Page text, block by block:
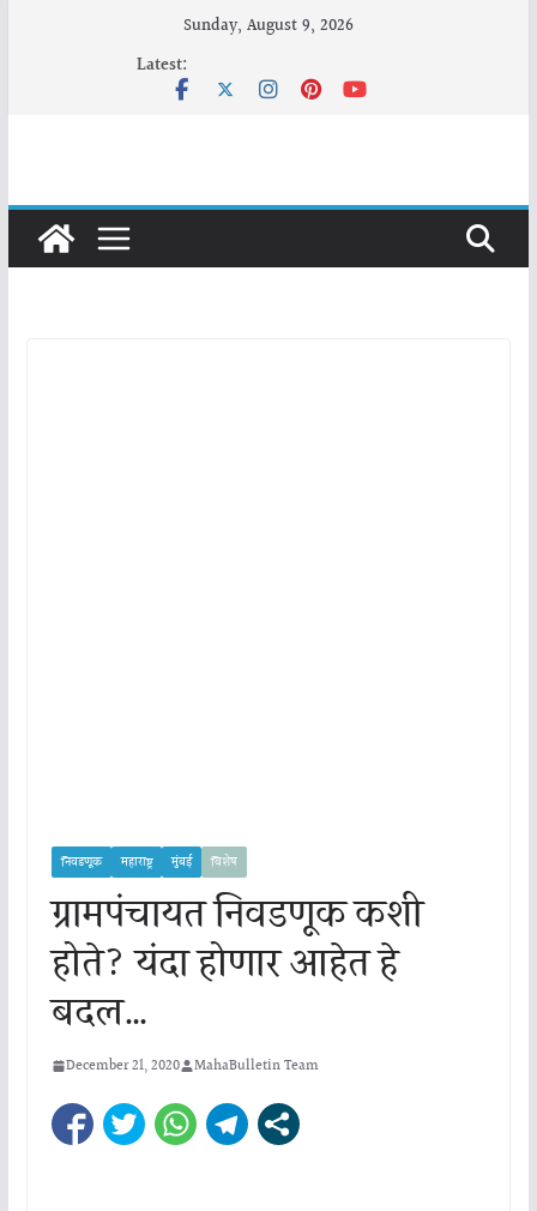
Sunday, August 9, 2026
Latest:
निवडणूक महाराष्ट्र मुंबई विशेष
ग्रामपंचायत निवडणूक कशी
होते? यंदा होणार आहेत हे
बदल…
December 21, 2020 MahaBulletin Team